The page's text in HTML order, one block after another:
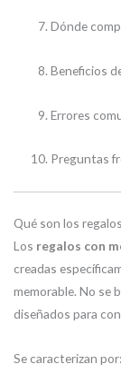
Dónde
Beneficios
Errores
Preguntas
Qué son los
Los regalos con
creadas
memorable. No se
diseñados para
Se caracterizan por: